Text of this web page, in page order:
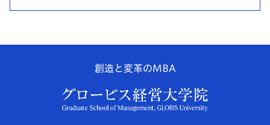
創造と変革のMBA